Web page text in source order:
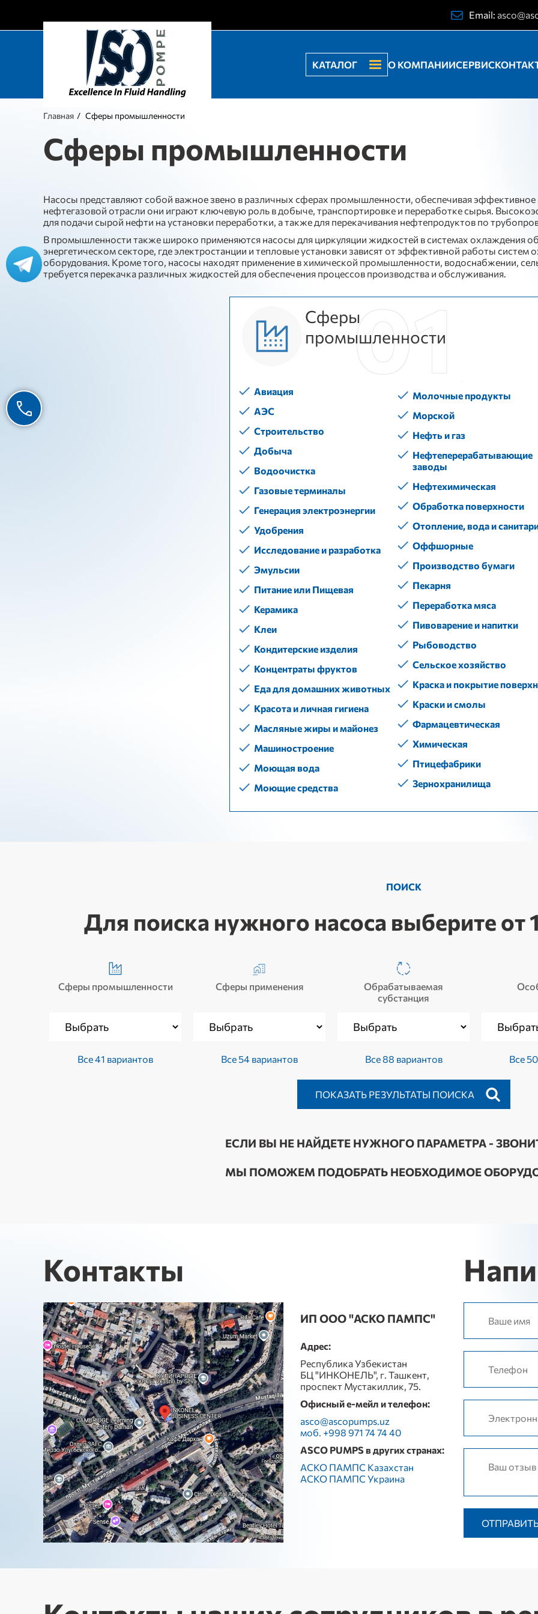
Email:
КАТАЛОГ О КОМПАНИИСЕРВИС
Главная Сферы промышленности
Сферы промышленности
Насосы представляют собой важное звено в различных сферах промышленности, обеспечивая
нефтегазовой отрасли они играют ключевую роль в добыче, транспортировке и переработке сырья.
для подачи сырой нефти на установки переработки, а также для перекачивания нефтепродуктов по
В промышленности также широко применяются насосы для циркуляции жидкостей в системах охлаждения
энергетическом секторе, где электростанции и тепловые установки зависят от эффективной работы систем
оборудования. Кроме того, насосы находят применение в химической промышленности, водоснабжении,
требуется перекачка различных жидкостей для обеспечения процессов производства и обслуживания.
Сферы
промышленности
Авиация
АЭС
Строительство
Добыча
Водоочистка
Газовые терминалы
Генерация электроэнергии
Удобрения
Исследование и разработка
Эмульсии
Питание или Пищевая
Керамика
Клеи
Кондитерские изделия
Концентраты фруктов
Еда для домашних животных
Красота и личная гигиена
Масляные жиры и майонез
Машиностроение
Моющая вода
Моющие средства
Молочные продукты
Морской
Нефть и газ
Нефтеперерабатывающие
заводы
Нефтехимическая
Обработка поверхности
Отопление, вода и
Оффшорные
Производство бумаги
Пекарня
Переработка мяса
Пивоварение и напитки
Рыбоводство
Сельское хозяйство
Краска и покрытие
Краски и смолы
Фармацевтическая
Химическая
Птицефабрики
Зернохранилища
ПОИСК
Для поиска нужного насоса выберите от
Сферы промышленности
Все 41 вариантов
Сферы применения
Все 54 вариантов
Обрабатываемая
субстанция
Все 88 вариантов Все
ЕСЛИ ВЫ НЕ НАЙДЕТЕ НУЖНОГО ПАРАМЕТРА -
МЫ ПОМОЖЕМ ПОДОБРАТЬ НЕОБХОДИМОЕ
Контакты
ИП ООО "АСКО ПАМПС"
Адрес:
Республика Узбекистан
БЦ "ИНКОНЕЛЬ", г. Ташкент,
проспект Мустакиллик, 75.
Офисный е-мейл и телефон:
asco@ascopumps.uz
моб. +998 971 74 74 40
ASCO PUMPS в других странах:
АСКО ПАМПС Казахстан
АСКО ПАМПС Украина